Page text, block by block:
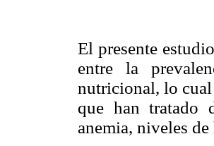
El presente
entre la
nutricional, lo cual
que han tratado
anemia, niveles